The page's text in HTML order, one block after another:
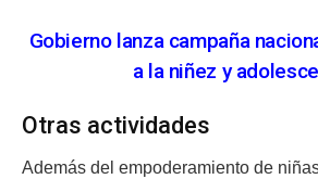
Gobierno lanza campaña
a la niñez y
Otras actividades
Además del empoderamiento de